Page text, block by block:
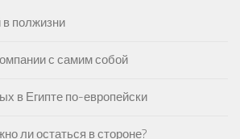
полжизни
с самим собой
в Египте по-европейски
ли остаться в стороне?